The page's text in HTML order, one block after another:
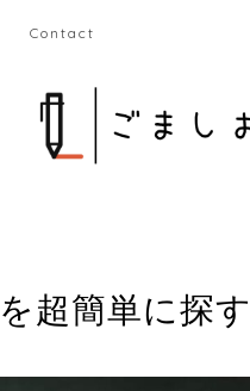
Contact
超簡単に探